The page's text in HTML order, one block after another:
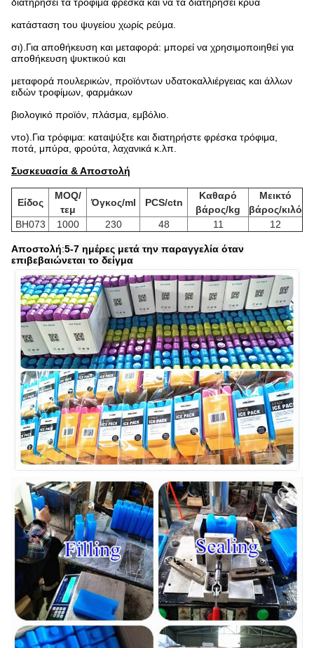
κατάσταση του ψυγείου χωρίς ρεύμα.
σι).Για αποθήκευση και μεταφορά: μπορεί να χρησιμοποιηθεί για
αποθήκευση ψυκτικού και
μεταφορά πουλερικών, προϊόντων υδατοκαλλιέργειας και άλλων
ειδών τροφίμων, φαρμάκων
βιολογικό προϊόν, πλάσμα, εμβόλιο.
ντο).Για τρόφιμα: καταψύξτε και διατηρήστε φρέσκα τρόφιμα,
ποτά, μπύρα, φρούτα, λαχανικά κ.λπ.
Συσκευασία & Αποστολή
Είδος
MOQ/
τεμ
Όγκος/ml PCS/ctn
Καθαρό
βάρος/kg
Μεικτό
βάρος/κιλό
BH073
1000 230 48 11 12
Αποστολή:5-7 ημέρες μετά την παραγγελία όταν
επιβεβαιώνεται το δείγμα